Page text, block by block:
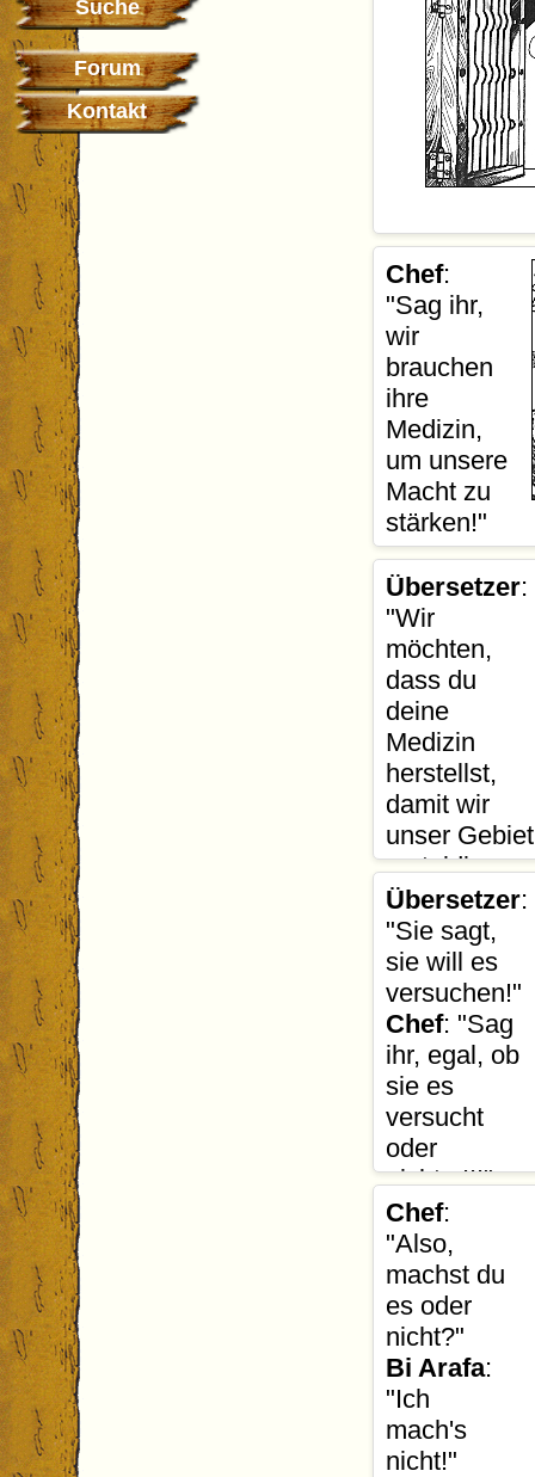
Suche
Forum
Kontakt
Chef:
werdet ihr
Übersetzer
Wie gehabt:
den
Chef:
"Sag ihr,
wir
brauchen
ihre
Medizin,
um unsere
Macht zu
stärken!"
Der Chef
drumherum
Übersetzer:
"Wir
möchten,
dass du
deine
Medizin
herstellst,
damit wir
unser Gebiet
verteidigen
können."
Bi Arafa:
Übersetzer
Übersetzer:
"Sie sagt,
sie will es
versuchen!"
Chef: "Sag
ihr, egal, ob
sie es
versucht
oder
nicht...!!!"
Übersetzer
Lügen
Holperik.
Chef:
"Also,
machst du
es oder
nicht?"
Bi Arafa:
"Ich
mach's
nicht!"